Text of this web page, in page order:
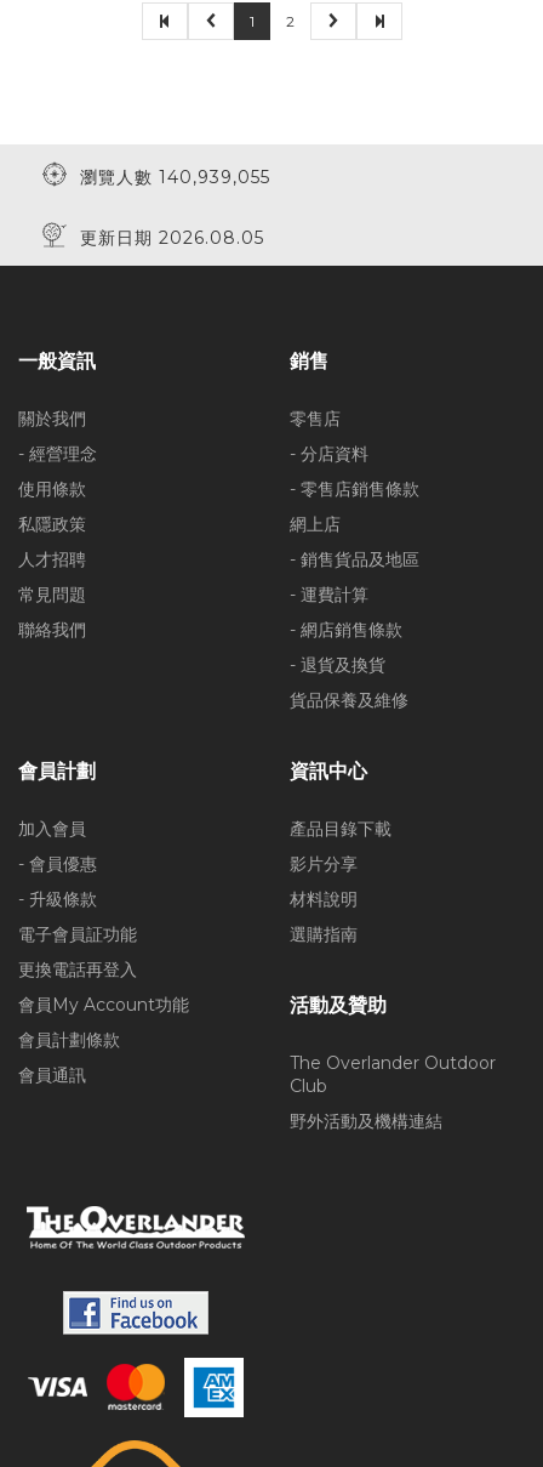
1 2
瀏覽人數 140,939,055
更新日期 2026.08.05
一般資訊
關於我們
- 經營理念
使用條款
私隱政策
人才招聘
常見問題
聯絡我們
銷售
零售店
- 分店資料
- 零售店銷售條款
網上店
- 銷售貨品及地區
- 運費計算
- 網店銷售條款
- 退貨及換貨
貨品保養及維修
會員計劃
加入會員
- 會員優惠
- 升級條款
電子會員証功能
更換電話再登入
會員My Account功能
會員計劃條款
會員通訊
資訊中心
產品目錄下載
影片分享
材料說明
選購指南
活動及贊助
The Overlander Outdoor
Club
野外活動及機構連結